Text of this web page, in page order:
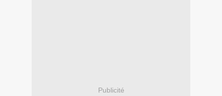
Publicité